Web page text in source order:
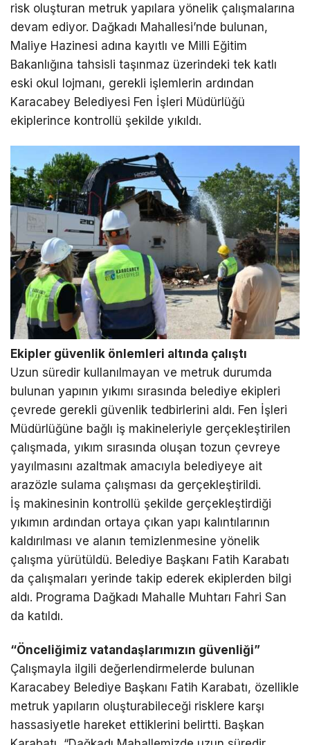
risk oluşturan metruk yapılara yönelik çalışmalarına
devam ediyor. Dağkadı Mahallesi’nde bulunan,
Maliye Hazinesi adına kayıtlı ve Milli Eğitim
Bakanlığına tahsisli taşınmaz üzerindeki tek katlı
eski okul lojmanı, gerekli işlemlerin ardından
Karacabey Belediyesi Fen İşleri Müdürlüğü
ekiplerince kontrollü şekilde yıkıldı.
Ekipler güvenlik önlemleri altında çalıştı
Uzun süredir kullanılmayan ve metruk durumda
bulunan yapının yıkımı sırasında belediye ekipleri
çevrede gerekli güvenlik tedbirlerini aldı. Fen İşleri
Müdürlüğüne bağlı iş makineleriyle gerçekleştirilen
çalışmada, yıkım sırasında oluşan tozun çevreye
yayılmasını azaltmak amacıyla belediyeye ait
arazözle sulama çalışması da gerçekleştirildi.
İş makinesinin kontrollü şekilde gerçekleştirdiği
yıkımın ardından ortaya çıkan yapı kalıntılarının
kaldırılması ve alanın temizlenmesine yönelik
çalışma yürütüldü. Belediye Başkanı Fatih Karabatı
da çalışmaları yerinde takip ederek ekiplerden bilgi
aldı. Programa Dağkadı Mahalle Muhtarı Fahri San
da katıldı.
“Önceliğimiz vatandaşlarımızın güvenliği”
Çalışmayla ilgili değerlendirmelerde bulunan
Karacabey Belediye Başkanı Fatih Karabatı, özellikle
metruk yapıların oluşturabileceği risklere karşı
hassasiyetle hareket ettiklerini belirtti. Başkan